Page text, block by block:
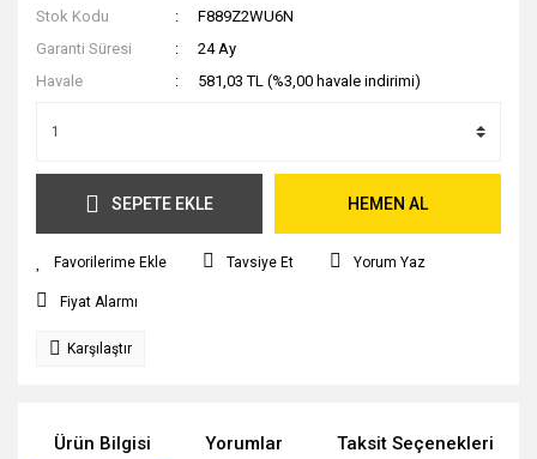
Stok Kodu
F889Z2WU6N
Garanti Süresi
24 Ay
Havale
581,03 TL (%3,00 havale indirimi)
SEPETE EKLE HEMEN AL
Tavsiye Et Yorum Yaz
Fiyat Alarmı
Karşılaştır
Ürün Bilgisi Yorumlar Taksit Seçenekleri